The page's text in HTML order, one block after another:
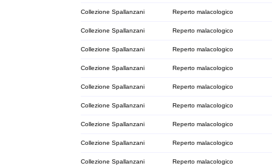
Collezione Spallanzani Reperto malacologico
Collezione Spallanzani Reperto malacologico
Collezione Spallanzani Reperto malacologico
Collezione Spallanzani Reperto malacologico
Collezione Spallanzani Reperto malacologico
Collezione Spallanzani Reperto malacologico
Collezione Spallanzani Reperto malacologico
Collezione Spallanzani Reperto malacologico
Collezione Spallanzani Reperto malacologico